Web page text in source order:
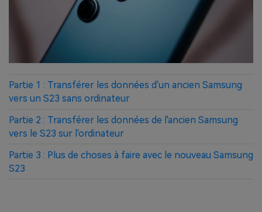
Partie 1 : Transférer les données d'un ancien Samsung
vers un S23 sans ordinateur
Partie 2 : Transférer les données de l'ancien Samsung
vers le S23 sur l'ordinateur
Partie 3 : Plus de choses à faire avec le nouveau Samsung
S23